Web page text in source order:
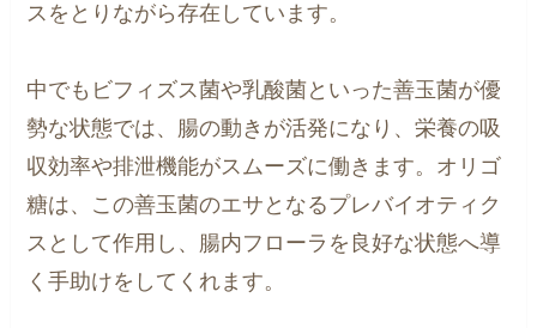
スをとりながら存在しています。
中でもビフィズス菌や乳酸菌といった善玉菌が優
勢な状態では、腸の動きが活発になり、栄養の吸
収効率や排泄機能がスムーズに働きます。オリゴ
糖は、この善玉菌のエサとなるプレバイオティク
スとして作用し、腸内フローラを良好な状態へ導
く手助けをしてくれます。